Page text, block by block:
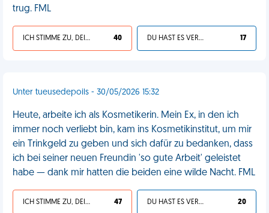
trug. FML
ICH STIMME ZU, DEIN LEBEN IST SCHEISSE 40 DU HAST ES VERDIENT 17
Unter tueusedepoils - 30/05/2026 15:32
Heute, arbeite ich als Kosmetikerin. Mein Ex, in den ich
immer noch verliebt bin, kam ins Kosmetikinstitut, um mir
ein Trinkgeld zu geben und sich dafür zu bedanken, dass
ich bei seiner neuen Freundin 'so gute Arbeit' geleistet
habe — dank mir hatten die beiden eine wilde Nacht. FML
ICH STIMME ZU, DEIN LEBEN IST SCHEISSE 47 DU HAST ES VERDIENT 20